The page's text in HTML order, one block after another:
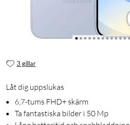
3 gillar
Låt dig uppslukas
6,7-tums FHD+ skärm
Ta fantastiska bilder i 50 Mp